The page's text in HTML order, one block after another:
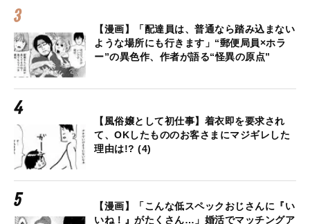
【漫画】「配達員は、普通なら踏み込まない
ような場所にも行きます」“郵便局員×ホラ
ー”の異色作、作者が語る“怪異の原点”
【風俗嬢として初仕事】着衣即を要求され
て、OKしたもののお客さまにマジギレした
理由は!? (4)
【漫画】「こんな低スペックおじさんに『い
いね！』がたくさん…」婚活でマッチングア